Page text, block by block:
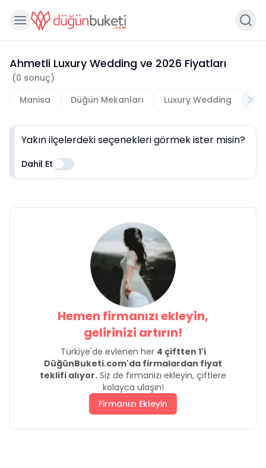
Ahmetli Luxury Wedding ve 2026 Fiyatları
(0 sonuç)
Manisa
Düğün Mekanları Luxury Wedding
Yakın ilçelerdeki seçenekleri görmek ister misin?
Dahil Et
Hemen firmanızı ekleyin,
gelirinizi artırın!
Türkiye'de evlenen her 4 çiftten 1'i
DüğünBuketi.com'da firmalardan fiyat
teklifi alıyor. Siz de firmanızı ekleyin, çiftlere
kolayca ulaşın!
Firmanızı Ekleyin